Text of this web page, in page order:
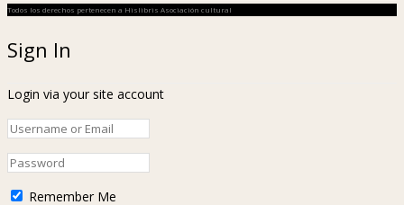
Todos los derechos pertenecen a Hislibris Asociación cultural
Sign In
Login via your site account
Remember Me